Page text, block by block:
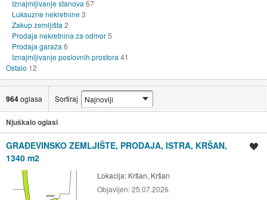
Iznajmljivanje stanova 67
Luksuzne nekretnine3
Zakup zemljišta 2
Prodaja nekretnina za odmor5
Prodaja garaža 6
Iznajmljivanje poslovnih prostora 41
Ostalo 12
964oglasa Sortiraj
Njuškalo oglasi
GRAĐEVINSKO ZEMLJIŠTE, PRODAJA, ISTRA, KRŠAN,
1340 m2
Lokacija: Kršan, Kršan
Objavljen:25.07.2026.